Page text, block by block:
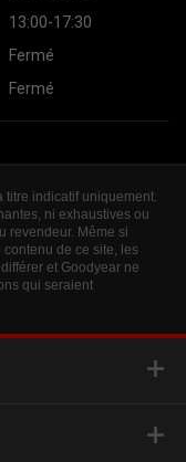
13:00-17:30
Fermé
Fermé
titre indicatif uniquement.
ni exhaustives ou
revendeur. Même si
contenu de ce site, les
et Goodyear ne
qui seraient